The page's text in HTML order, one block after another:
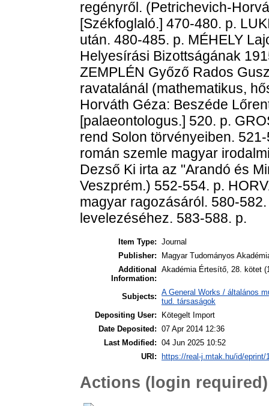
regényről. (Petrichevich-
[Székfoglaló.] 470-480. p.
után. 480-485. p. MÉHELY
Helyesírási Bizottságának
ZEMPLÉN Győző Rados
ravatalánál (mathematikus,
Horváth Géza: Beszéde
[palaeontologus.] 520. p.
rend Solon törvényeiben.
román szemle magyar
Dezső Ki irta az "Arandó és
Veszprém.) 552-554. p.
magyar ragozásáról. 580-
levelezéséhez. 583-588. p.
Item Type: Journal
Publisher:
Magyar Tudományos
Additional
Information:
Akadémia Értesítő, 28. kötet
Subjects: A General Works / általános
tud. társaságok
Depositing User:
Kötegelt Import
Date Deposited: 07 Apr 2014 12:36
Last Modified: 04 Jun 2025 10:52
URI: https://real-j.mtak.hu/id/eprint/
Actions (login required)